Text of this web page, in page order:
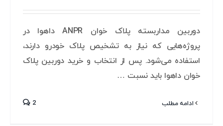
دوربین مداربسته پلاک خوان ANPR داهوا در
پروژه‌هایی که نیاز به تشخیص پلاک خودرو دارند،
استفاده می‌شود. پس از انتخاب و خرید دوربین پلاک
خوان داهوا باید نسبت …
ادامه مطلب 2